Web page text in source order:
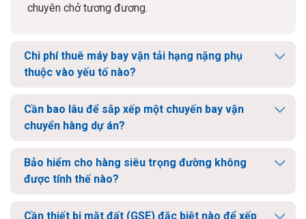
chuyên chở tương đương.
Chi phí thuê máy bay vận tải hạng nặng phụ
thuộc vào yếu tố nào?
Cần bao lâu để sắp xếp một chuyến bay vận
chuyển hàng dự án?
Bảo hiểm cho hàng siêu trọng đường không
được tính thế nào?
Cần thiết bị mặt đất (GSE) đặc biệt nào để xếp